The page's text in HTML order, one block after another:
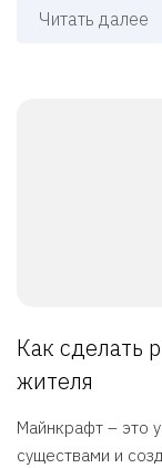
Читать далее
Как сделать
жителя
Майнкрафт – это
существами и